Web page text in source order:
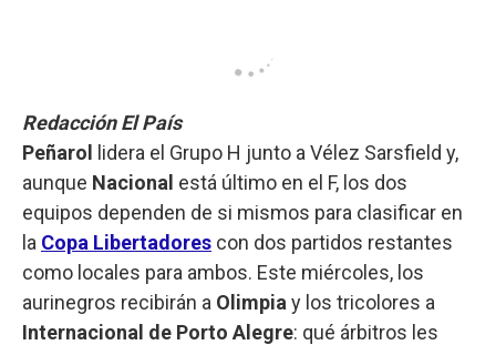
Redacción El País
Peñarol
lidera el Grupo H junto a Vélez Sarsfield y,
aunque Nacional está último en el F, los dos
equipos dependen de si mismos para clasificar en
la Copa Libertadores con dos partidos restantes
como locales para ambos. Este miércoles, los
aurinegros recibirán a Olimpia y los tricolores a
Internacional de Porto Alegre: qué árbitros les